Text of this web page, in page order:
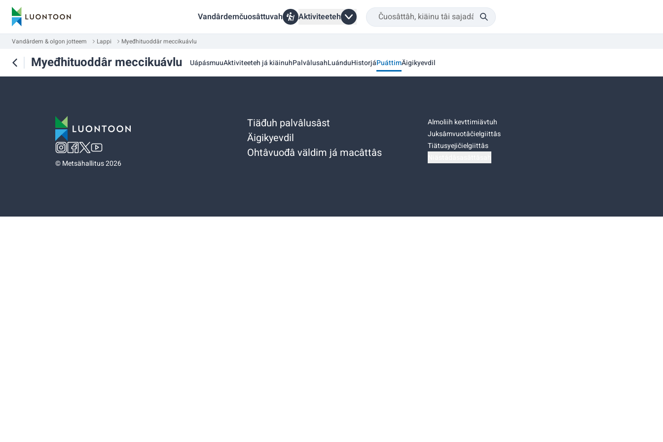
Vandârdemčuosâttuvah Aktiviteeteh
Vandârdem & olgon jotteem Lappi Myeđhituoddâr meccikuávlu
Myeđhituoddâr meccikuávlu UápásmuuAktiviteeteh já kiäinuhPalvâlusahLuánduHistorjáPuáttimÄigikyevdil
©Metsähallitus 2026
Tiäđuh palvâlusâst
Äigikyevdil
Ohtâvuođâ väldim já macâttâs
Almoliih kevttimiävtuh
Juksâmvuotâčielgiittâs
Tiätusyejičielgiittâs